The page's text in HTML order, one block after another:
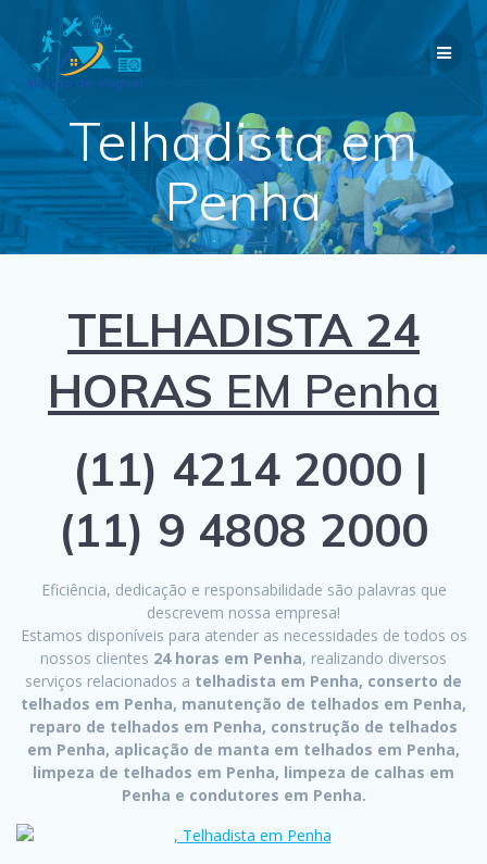
Telhadista em
Penha
TELHADISTA 24
HORAS EM Penha
(11) 4214 2000 |
(11) 9 4808 2000
Eficiência, dedicação e responsabilidade são palavras que
descrevem nossa empresa!
Estamos disponíveis para atender as necessidades de todos os
nossos clientes 24 horas em Penha, realizando diversos
serviços relacionados a telhadista em Penha, conserto de
telhados em Penha, manutenção de telhados em Penha,
reparo de telhados em Penha, construção de telhados
em Penha, aplicação de manta em telhados em Penha,
limpeza de telhados em Penha, limpeza de calhas em
Penha e condutores em Penha.